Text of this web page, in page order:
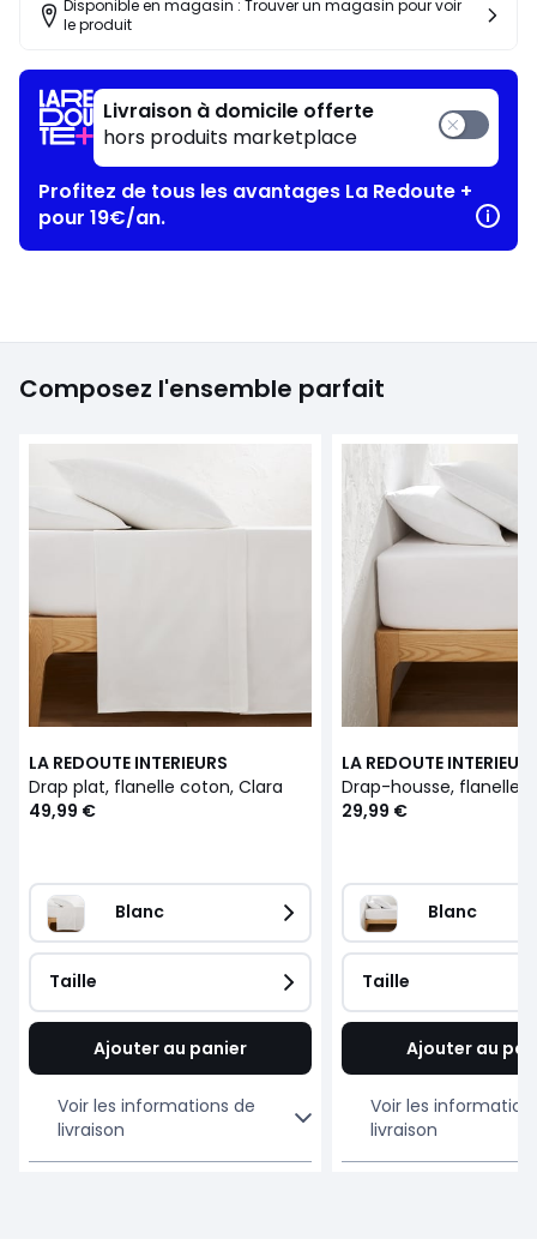
Disponible en magasin : Trouver un magasin pour voir
le produit
Livraison à domicile offerte
hors produits marketplace
Profitez de tous les avantages La Redoute +
pour 19€/an.
Composez l'ensemble parfait
LA REDOUTE INTERIEURS
Drap plat, flanelle coton, Clara
49,99 €
Blanc
Taille
Ajouter au panier
Voir les informations de
livraison
LA REDOUTE
29,99 €
Blanc
Taille
Ajouter au
Voir les
livraison